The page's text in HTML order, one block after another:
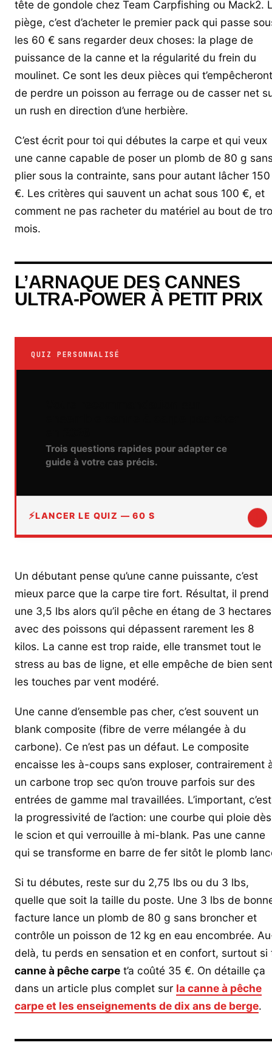
tête de gondole chez Team Carpfishing ou Mack2.
piège, c’est d’acheter le premier pack qui passe
les 60 € sans regarder deux choses: la plage de
puissance de la canne et la régularité du frein du
moulinet. Ce sont les deux pièces qui t’empêcheront
de perdre un poisson au ferrage ou de casser net
un rush en direction d’une herbière.
C’est écrit pour toi qui débutes la carpe et qui veux
une canne capable de poser un plomb de 80 g
plier sous la contrainte, sans pour autant lâcher 150
€. Les critères qui sauvent un achat sous 100 €, et
comment ne pas racheter du matériel au bout de
mois.
L’ARNAQUE DES CANNES
ULTRA-POWER À PETIT PRIX
QUIZ PERSONNALISÉ
Trois questions rapides pour adapter ce
guide à votre cas précis.
LANCER LE QUIZ — 60 S
Un débutant pense qu’une canne puissante, c’est
mieux parce que la carpe tire fort. Résultat, il prend
une 3,5 lbs alors qu’il pêche en étang de 3
avec des poissons qui dépassent rarement les 8
kilos. La canne est trop raide, elle transmet tout le
stress au bas de ligne, et elle empêche de bien
les touches par vent modéré.
Une canne d’ensemble pas cher, c’est souvent un
blank composite (fibre de verre mélangée à du
carbone). Ce n’est pas un défaut. Le composite
encaisse les à-coups sans exploser, contrairement
un carbone trop sec qu’on trouve parfois sur des
entrées de gamme mal travaillées. L’important, c’est
la progressivité de l’action: une courbe qui ploie dès
le scion et qui verrouille à mi-blank. Pas une canne
qui se transforme en barre de fer sitôt le plomb
Si tu débutes, reste sur du 2,75 lbs ou du 3 lbs,
quelle que soit la taille du poste. Une 3 lbs de
facture lance un plomb de 80 g sans broncher et
contrôle un poisson de 12 kg en eau encombrée.
delà, tu perds en sensation et en confort, surtout si
canne à pêche carpe t’a coûté 35 €. On détaille ça
dans un article plus complet sur la canne à pêche
carpe et les enseignements de dix ans de berge.